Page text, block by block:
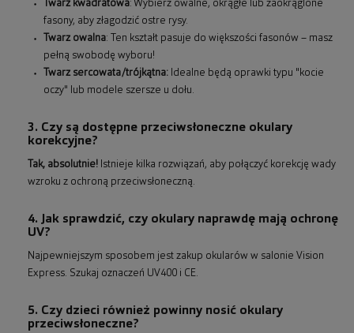
Twarz kwadratowa: Wybierz owalne, okrągłe lub zaokrąglone
fasony, aby złagodzić ostre rysy.
Twarz owalna: Ten kształt pasuje do większości fasonów – masz
pełną swobodę wyboru!
Twarz sercowata/trójkątna: Idealne będą oprawki typu "kocie
oczy" lub modele szersze u dołu.
3. Czy są dostępne przeciwsłoneczne okulary
korekcyjne?
Tak, absolutnie! Istnieje kilka rozwiązań, aby połączyć korekcję wady
wzroku z ochroną przeciwsłoneczną.
4. Jak sprawdzić, czy okulary naprawdę mają ochronę
UV?
Najpewniejszym sposobem jest zakup okularów w salonie Vision
Express. Szukaj oznaczeń UV400 i CE.
5. Czy dzieci również powinny nosić okulary
przeciwsłoneczne?